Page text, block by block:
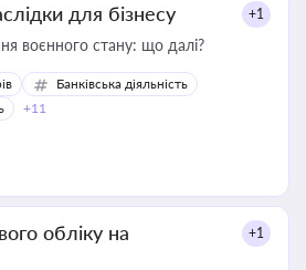
для бізнесу +1
воєнного стану: що далі?
Банківська діяльність
+11
обліку на
+1